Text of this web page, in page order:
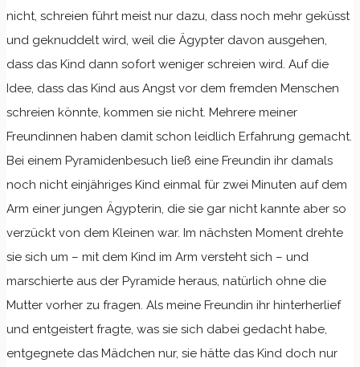
nicht, schreien führt meist nur dazu, dass noch mehr geküsst
und geknuddelt wird, weil die Ägypter davon ausgehen,
dass das Kind dann sofort weniger schreien wird. Auf die
Idee, dass das Kind aus Angst vor dem fremden Menschen
schreien könnte, kommen sie nicht. Mehrere meiner
Freundinnen haben damit schon leidlich Erfahrung gemacht.
Bei einem Pyramidenbesuch ließ eine Freundin ihr damals
noch nicht einjähriges Kind einmal für zwei Minuten auf dem
Arm einer jungen Ägypterin, die sie gar nicht kannte aber so
verzückt von dem Kleinen war. Im nächsten Moment drehte
sie sich um – mit dem Kind im Arm versteht sich – und
marschierte aus der Pyramide heraus, natürlich ohne die
Mutter vorher zu fragen. Als meine Freundin ihr hinterherlief
und entgeistert fragte, was sie sich dabei gedacht habe,
entgegnete das Mädchen nur, sie hätte das Kind doch nur